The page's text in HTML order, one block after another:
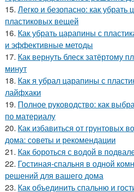
15. Легко и безопасно: как убрать
пластиковых вещей
16. Как убрать царапины с
и эффективные методы
17. Как вернуть блеск затёртому
минут
18. Как я убрал царапины с
лайфхаки
19. Полное руководство: как
по материалу
20. Как избавиться от грунтовых
дома: советы и рекомендации
21. Как бороться с водой в
22. Гостиная-спальня в одной
решений для вашего дома
23. Как объединить спальню и